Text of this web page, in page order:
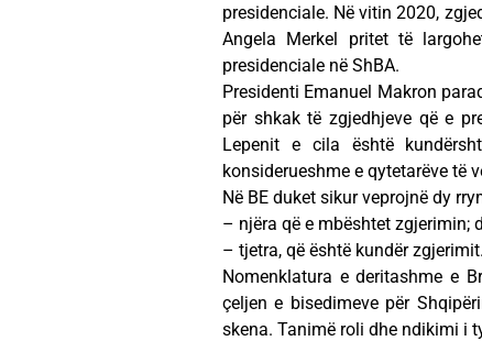
presidenciale. Në vitin 2020,
Angela Merkel pritet të
presidenciale në ShBA.
Presidenti Emanuel Makron
për shkak të zgjedhjeve që e
Lepenit e cila është
konsiderueshme e qytetarëve të
Në BE duket sikur veprojnë dy
– njëra që e mbështet zgjerimin;
– tjetra, që është kundër zgjerimit.
Nomenklatura e deritashme e
çeljen e bisedimeve për
skena. Tanimë roli dhe ndikimi i